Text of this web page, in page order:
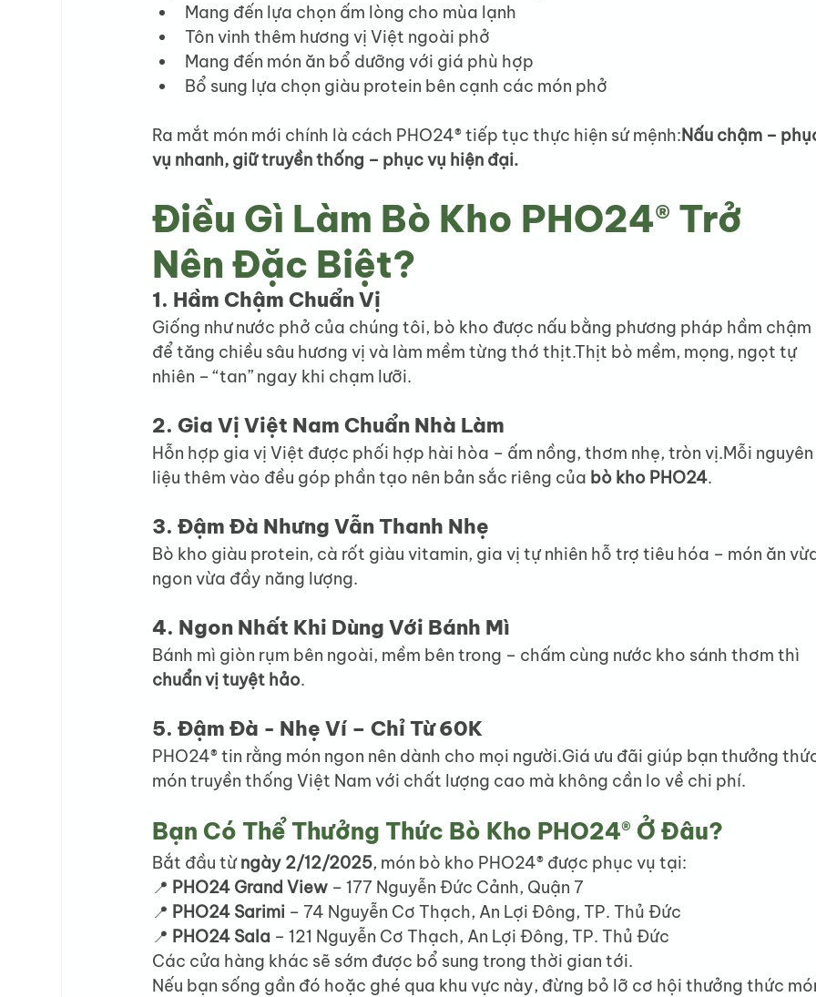
Mang đến lựa chọn ấm lòng cho mùa lạnh
Tôn vinh thêm hương vị Việt ngoài phở
Mang đến món ăn bổ dưỡng với giá phù hợp
Bổ sung lựa chọn giàu protein bên cạnh các món phở
Ra mắt món mới chính là cách PHO24® tiếp tục thực hiện sứ mệnh:Nấu chậm –
vụ nhanh, giữ truyền thống – phục vụ hiện đại.
Điều Gì Làm Bò Kho PHO24® Trở
Nên Đặc Biệt?
1. Hầm Chậm Chuẩn Vị
Giống như nước phở của chúng tôi, bò kho được nấu bằng phương pháp hầm chậm
để tăng chiều sâu hương vị và làm mềm từng thớ thịt.Thịt bò mềm, mọng, ngọt tự
nhiên – “tan” ngay khi chạm lưỡi.
2. Gia Vị Việt Nam Chuẩn Nhà Làm
Hỗn hợp gia vị Việt được phối hợp hài hòa – ấm nồng, thơm nhẹ, tròn vị.Mỗi
liệu thêm vào đều góp phần tạo nên bản sắc riêng của bò kho PHO24.
3. Đậm Đà Nhưng Vẫn Thanh Nhẹ
Bò kho giàu protein, cà rốt giàu vitamin, gia vị tự nhiên hỗ trợ tiêu hóa – món ăn
ngon vừa đầy năng lượng.
4. Ngon Nhất Khi Dùng Với Bánh Mì
Bánh mì giòn rụm bên ngoài, mềm bên trong – chấm cùng nước kho sánh thơm thì
chuẩn vị tuyệt hảo.
5. Đậm Đà - Nhẹ Ví – Chỉ Từ 60K
PHO24® tin rằng món ngon nên dành cho mọi người.Giá ưu đãi giúp bạn thưởng
món truyền thống Việt Nam với chất lượng cao mà không cần lo về chi phí.
Bạn Có Thể Thưởng Thức Bò Kho PHO24® Ở Đâu?
Bắt đầu từ ngày 2/12/2025, món bò kho PHO24® được phục vụ tại:
📍 PHO24 Grand View – 177 Nguyễn Đức Cảnh, Quận 7
📍 PHO24 Sarimi – 74 Nguyễn Cơ Thạch, An Lợi Đông, TP. Thủ Đức
📍 PHO24 Sala – 121 Nguyễn Cơ Thạch, An Lợi Đông, TP. Thủ Đức
Các cửa hàng khác sẽ sớm được bổ sung trong thời gian tới.
Nếu bạn sống gần đó hoặc ghé qua khu vực này, đừng bỏ lỡ cơ hội thưởng thức